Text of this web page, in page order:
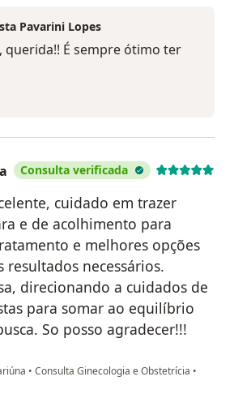
Pavarini Lopes
É sempre ótimo ter
Consulta verificada
cuidado em trazer
e de acolhimento para
e melhores opções
resultados necessários.
direcionando a cuidados de
para somar ao equilíbrio
So posso agradecer!!!
• Consulta Ginecologia e Obstetrícia •
Saraiva